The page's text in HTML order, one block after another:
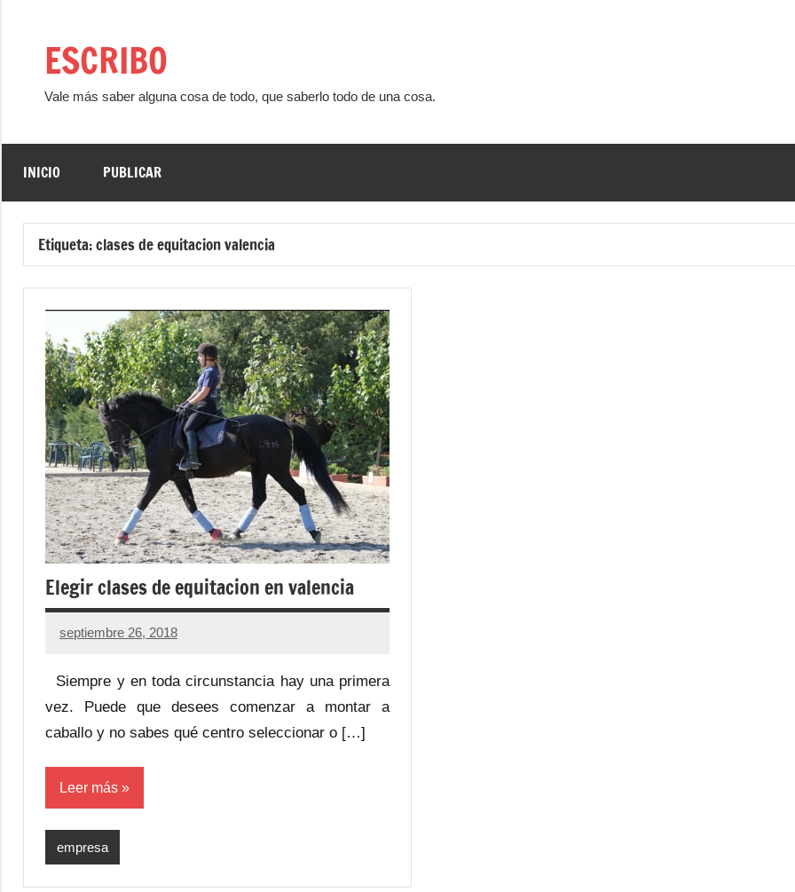
contenidoESCRIBO
Vale más saber alguna cosa de todo, que saberlo todo de una cosa.
INICIO PUBLICAR
Etiqueta:clases de equitacion valencia
Elegir clases de equitacion en valencia
septiembre 26, 2018
Siempre y en toda circunstancia hay una primera
vez. Puede que desees comenzar a montar a
caballo y no sabes qué centro seleccionar o […]
Leer más
empresa